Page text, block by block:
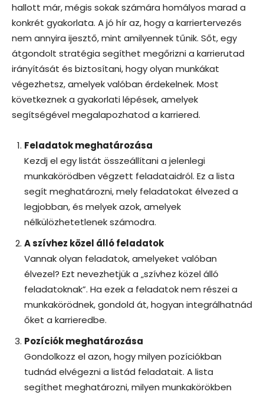
hallott már, mégis sokak számára homályos marad a
konkrét gyakorlata. A jó hír az, hogy a karriertervezés
nem annyira ijesztő, mint amilyennek tűnik. Sőt, egy
átgondolt stratégia segíthet megőrizni a karrierutad
irányítását és biztosítani, hogy olyan munkákat
végezhetsz, amelyek valóban érdekelnek. Most
következnek a gyakorlati lépések, amelyek
segítségével megalapozhatod a karriered.
Feladatok meghatározása
Kezdj el egy listát összeállítani a jelenlegi
munkakörödben végzett feladataidról. Ez a lista
segít meghatározni, mely feladatokat élvezed a
legjobban, és melyek azok, amelyek
nélkülözhetetlenek számodra.
A szívhez közel álló feladatok
Vannak olyan feladatok, amelyeket valóban
élvezel? Ezt nevezhetjük a „szívhez közel álló
feladatoknak”. Ha ezek a feladatok nem részei a
munkakörödnek, gondold át, hogyan integrálhatnád
őket a karrieredbe.
Pozíciók meghatározása
Gondolkozz el azon, hogy milyen pozíciókban
tudnád elvégezni a listád feladatait. A lista
segíthet meghatározni, milyen munkakörökben